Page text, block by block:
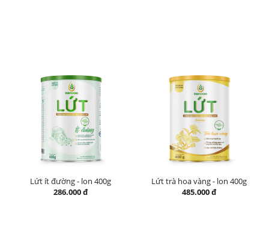
Lứt ít đường - lon 400g
286.000 đ
Lứt trà hoa vàng - lon 400g
485.000 đ